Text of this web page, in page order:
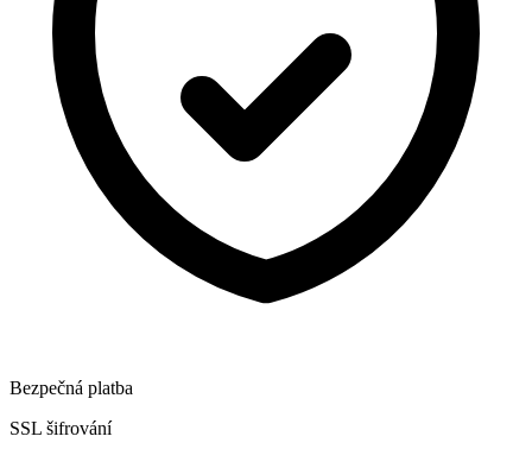
Bezpečná platba
SSL šifrování